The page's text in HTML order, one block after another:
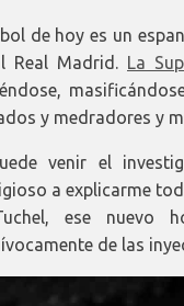
de hoy es un
Real Madrid. La
y medradores y
venir el
a explicarme
ese nuevo
de las